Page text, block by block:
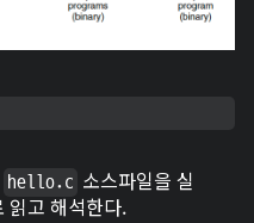
hello.c 소스파일을 실
읽고 해석한다.